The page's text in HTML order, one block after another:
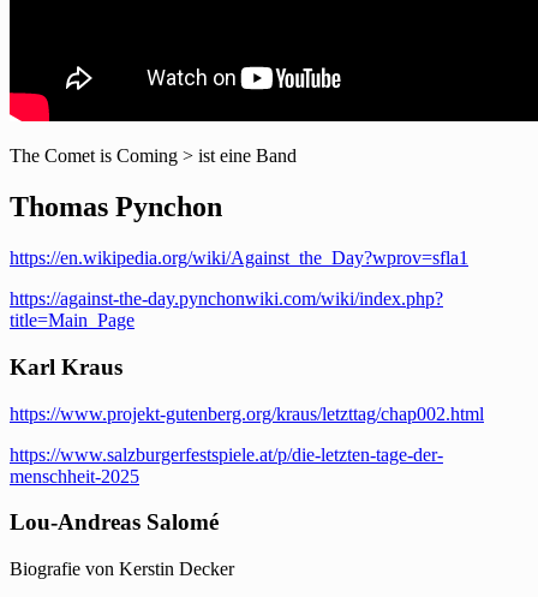
The Comet is Coming > ist eine Band
Thomas Pynchon
https://en.wikipedia.org/wiki/Against_the_Day?wprov=sfla1
https://against-the-day.pynchonwiki.com/wiki/index.php?
title=Main_Page
Karl Kraus
https://www.projekt-gutenberg.org/kraus/letzttag/chap002.html
https://www.salzburgerfestspiele.at/p/die-letzten-tage-der-
menschheit-2025
Lou-Andreas Salomé
Biografie von Kerstin Decker